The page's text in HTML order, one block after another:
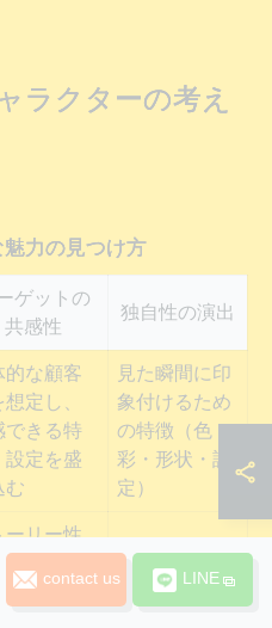
ラクターの考え
力の見つけ方
ゲットの
共感性
独自性の演出
的な顧客
想定し、
できる特
設定を盛
む
見た瞬間に印
象付けるため
の特徴（色
彩・形状・設
定）
ーリー性
客の価値
寄り添う
他にはない性
格や外見、ス
トーリーを持
contact us LINE